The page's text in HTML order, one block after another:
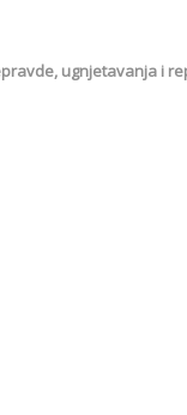
ugnjetavanja i